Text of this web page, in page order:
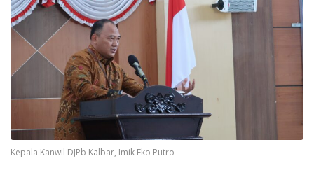
Kepala Kanwil DJPb Kalbar, Imik Eko Putro